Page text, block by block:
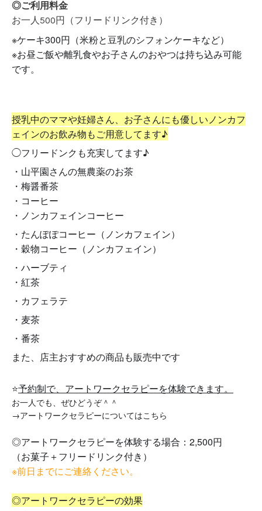
◎ご利用料金
お一人500円（フリードリンク付き）
※ケーキ300円（米粉と豆乳のシフォンケーキなど）
※お昼ご飯や離乳食やお子さんのおやつは持ち込み可能
です。
授乳中のママや妊婦さん、お子さんにも優しいノンカフ
ェインのお飲み物もご用意してます♪
◯フリードンクも充実してます♪
・山平園さんの無農薬のお茶
・梅醤番茶
・コーヒー
・ノンカフェインコーヒー
・たんぽぽコーヒー（ノンカフェイン）
・穀物コーヒー（ノンカフェイン）
・ハーブティ
・紅茶
・カフェラテ
・麦茶
・番茶
また、店主おすすめの商品も販売中です
⭐️予約制で、アートワークセラピーを体験できます。
お一人でも、ぜひどうぞ＾＾
→アートワークセラピーについてはこちら
◎アートワークセラピーを体験する場合：2,500円
（お菓子＋フリードリンク付き）
※前日までにご連絡ください。
◎アートワークセラピーの効果